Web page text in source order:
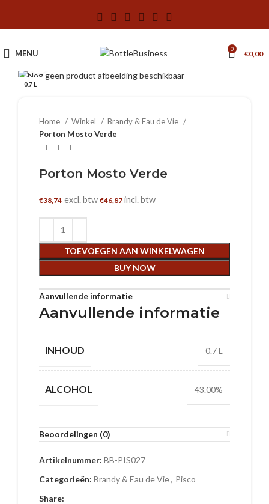
MENU 0 €0,00
0.7 L
Home Winkel
Brandy & Eau de Vie
Porton Mosto Verde
Porton Mosto Verde
€38,74 excl. btw €46,87 incl. btw
TOEVOEGEN AAN WINKELWAGEN
BUY NOW
Aanvullende informatie
Aanvullende informatie
INHOUD 0.7 L
ALCOHOL 43.00%
Beoordelingen (0)
Artikelnummer: BB-PIS027
Categorieën: Brandy & Eau de Vie, Pisco
Share: